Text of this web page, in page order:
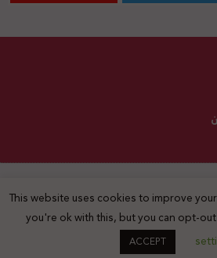
This website uses cookies to improve
you're ok with this, but you can opt-
ACCEPT